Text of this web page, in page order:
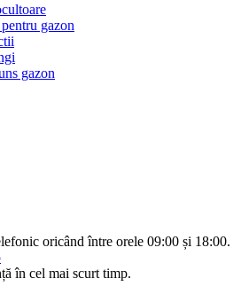
gazon
gazon
oricând între orele 09:00 și 18:00.
în cel mai scurt timp.